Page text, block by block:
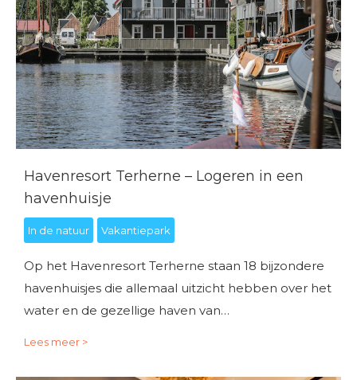
Havenresort Terherne – Logeren in een
havenhuisje
In de natuur Vakantiepark
Op het Havenresort Terherne staan 18 bijzondere
havenhuisjes die allemaal uitzicht hebben over het
water en de gezellige haven van…
Lees meer >